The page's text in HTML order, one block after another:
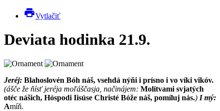
printVytlačiť
Deviata hodinka 21.9.
Jeréj: Blahoslovén Bóh náš, vsehdá nýňi i prísno i vo víki vikóv.
(ášče že ňísť jeréja moľáščasja, načinájem: Molítvami svjatých
otéc nášich, Hóspodi Iisúse Christé Bóže náš, pomíluj nás.) I mý:
Amíň.